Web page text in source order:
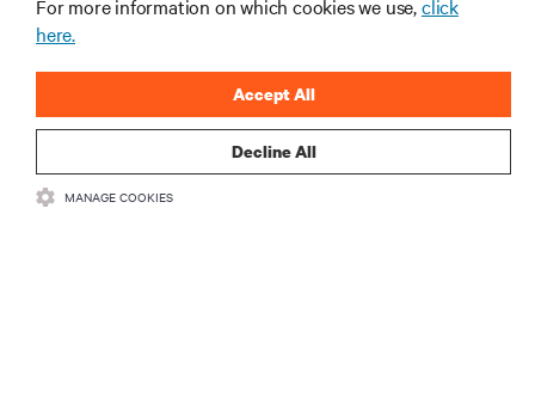
總公司
與我們聯繫
For more information on which cookies we use,click
here.
Decline All
Accept All
MANAGE COOKIES